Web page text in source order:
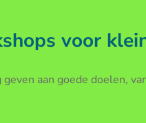
voor
aan goede doelen,